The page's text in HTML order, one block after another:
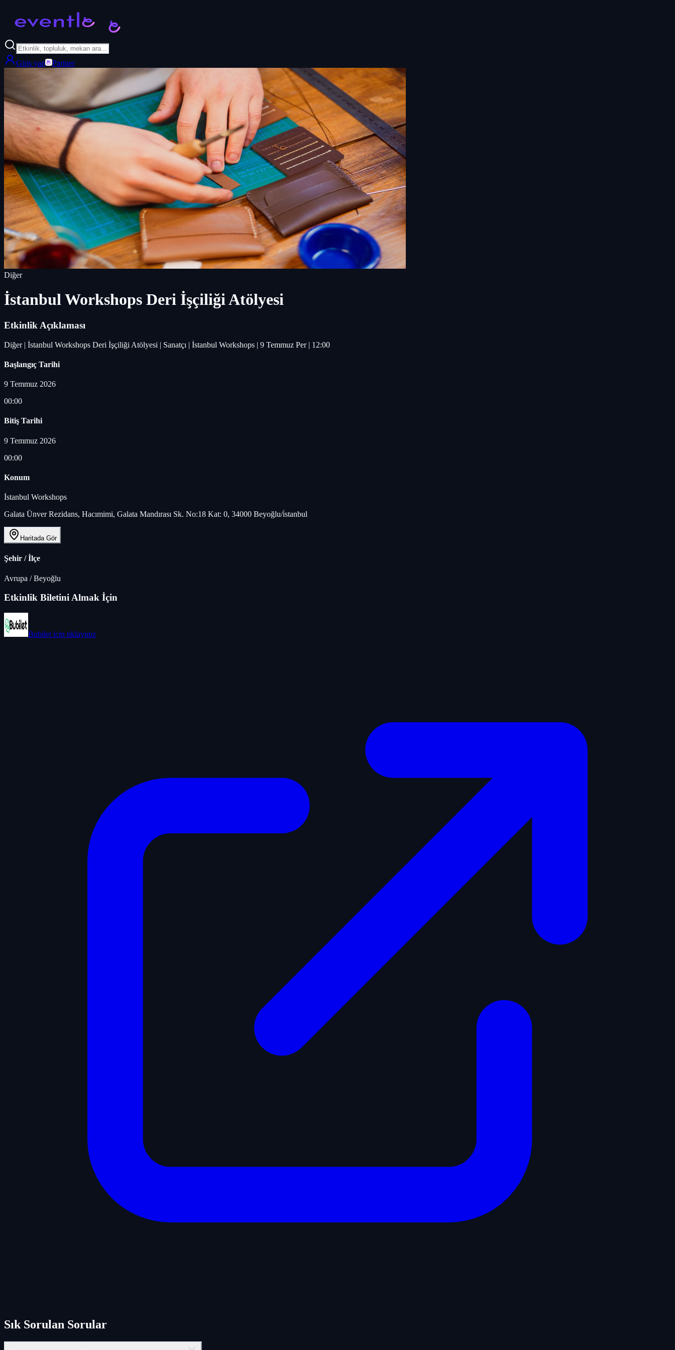
Giriş yap Partner
Diğer
İstanbul Workshops Deri İşçiliği Atölyesi
Etkinlik Açıklaması
Diğer | İstanbul Workshops Deri İşçiliği Atölyesi | Sanatçı | İstanbul Workshops | 9 Temmuz Per | 12:00
Başlangıç Tarihi
9 Temmuz 2026
00:00
Bitiş Tarihi
9 Temmuz 2026
00:00
Konum
İstanbul Workshops
Galata Ünver Rezidans, Hacımimi, Galata Mandırası Sk. No:18 Kat: 0, 34000 Beyoğlu/i̇stanbul
Haritada Gör
Şehir / İlçe
Avrupa /Beyoğlu
Etkinlik Biletini Almak İçin
Bubilet için tıklayınız
Sık Sorulan Sorular